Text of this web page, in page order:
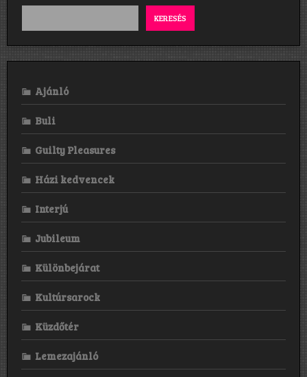
for
still
School
close
hearts!”
KERESÉS
Ajánló
Buli
Guilty Pleasures
Házi kedvencek
Interjú
Jubileum
Különbejárat
Kultúrsarock
Küzdőtér
Lemezajánló